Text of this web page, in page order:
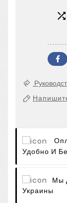

Удобно И
Мы
Украины